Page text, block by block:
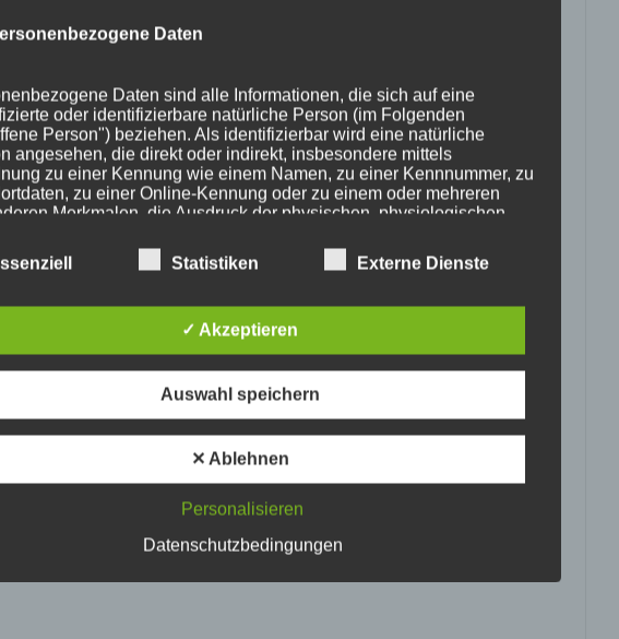
Daten
Daten sind alle Informationen, die sich auf eine
oder identifizierbare natürliche Person (im Folgenden
Person") beziehen. Als identifizierbar wird eine natürliche
angesehen, die direkt oder indirekt, insbesondere mittels
zu einer Kennung wie einem Namen, zu einer Kennnummer, zu
zu einer Online-Kennung oder zu einem oder mehreren
Merkmalen, die Ausdruck der physischen, physiologischen,
dieser natürlichen Person sind, identifiziert werden kann.
Person ist jede identifizierte oder identifizierbare natürliche
deren personenbezogene Daten von dem für die Verarbeitung
verarbeitet werden.
ist jeder mit oder ohne Hilfe automatisierter Verfahren
Statistiken Externe Dienste
✓ Akzeptieren
Auswahl speichern
✕ Ablehnen
Personalisieren
Datenschutzbedingungen